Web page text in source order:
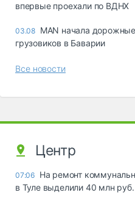
впервые проехали по ВДНХ
03.08 MAN начала
грузовиков в Баварии
Все новости
Центр
07:06 На ремонт
в Туле выделили 40 млн руб.